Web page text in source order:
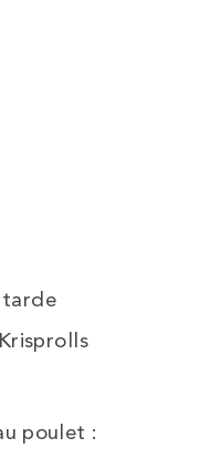
poulet :